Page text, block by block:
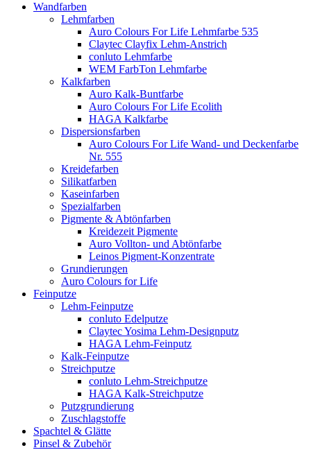
Wandfarben
Lehmfarben
Auro Colours For Life Lehmfarbe 535
Claytec Clayfix Lehm-Anstrich
conluto Lehmfarbe
WEM FarbTon Lehmfarbe
Kalkfarben
Auro Kalk-Buntfarbe
Auro Colours For Life Ecolith
HAGA Kalkfarbe
Dispersionsfarben
Auro Colours For Life Wand- und Deckenfarbe
Nr. 555
Kreidefarben
Silikatfarben
Kaseinfarben
Spezialfarben
Pigmente & Abtönfarben
Kreidezeit Pigmente
Auro Vollton- und Abtönfarbe
Leinos Pigment-Konzentrate
Grundierungen
Auro Colours for Life
Feinputze
Lehm-Feinputze
conluto Edelputze
Claytec Yosima Lehm-Designputz
HAGA Lehm-Feinputz
Kalk-Feinputze
Streichputze
conluto Lehm-Streichputze
HAGA Kalk-Streichputze
Putzgrundierung
Zuschlagstoffe
Spachtel & Glätte
Pinsel & Zubehör